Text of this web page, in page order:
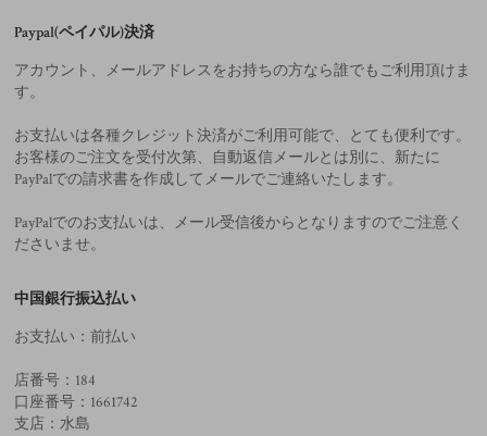
Paypal(ペイパル)決済
アカウント、メールアドレスをお持ちの方なら誰でもご利用頂けま
す。
お支払いは各種クレジット決済がご利用可能で、とても便利です。
お客様のご注文を受付次第、自動返信メールとは別に、新たに
PayPalでの請求書を作成してメールでご連絡いたします。
PayPalでのお支払いは、メール受信後からとなりますのでご注意く
ださいませ。
中国銀行振込払い
お支払い：前払い
店番号：184
口座番号：1661742
支店：水島